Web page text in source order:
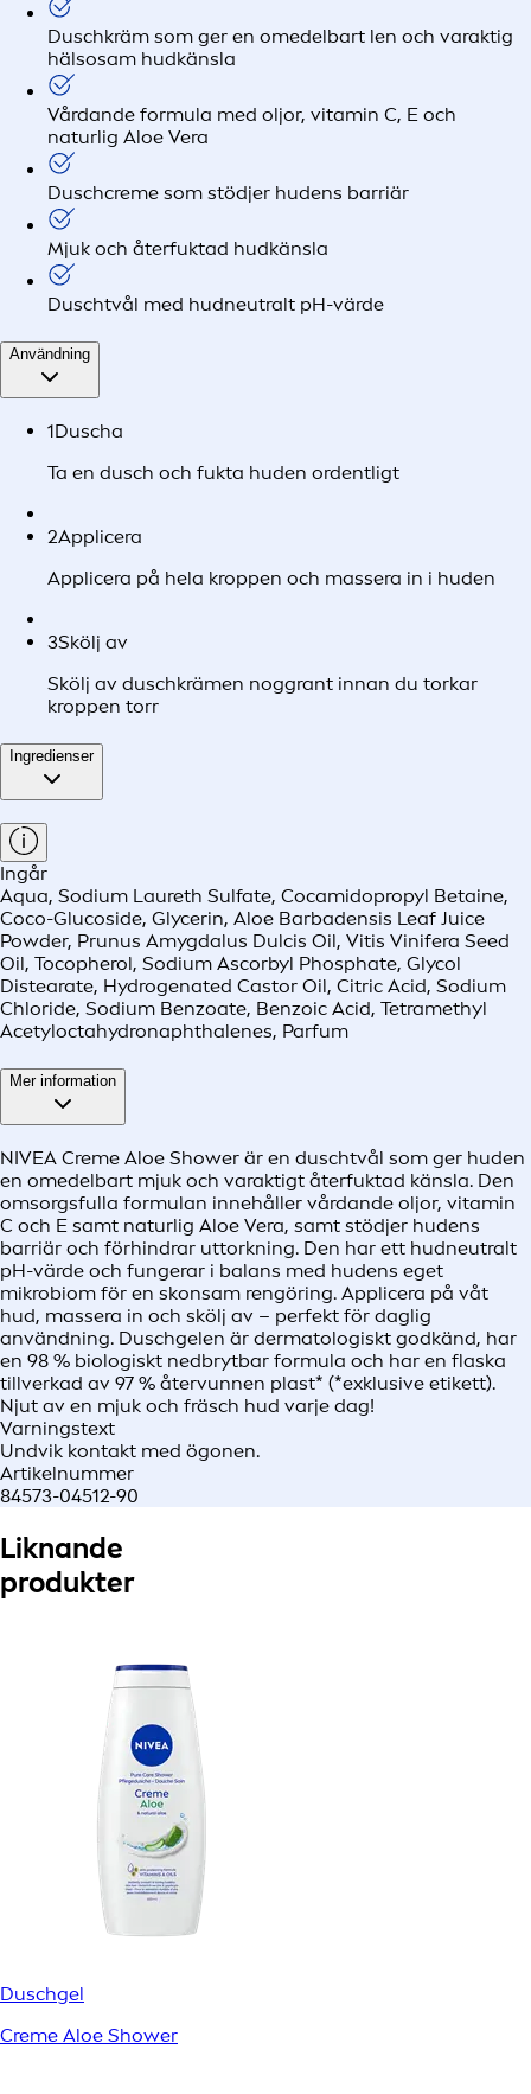
Duschkräm som ger en omedelbart len och varaktig
hälsosam hudkänsla
Vårdande formula med oljor, vitamin C, E och
naturlig Aloe Vera
Duschcreme som stödjer hudens barriär
Mjuk och återfuktad hudkänsla
Duschtvål med hudneutralt pH-värde
Användning
1Duscha
Ta en dusch och fukta huden ordentligt
2Applicera
Applicera på hela kroppen och massera in i huden
3Skölj av
Skölj av duschkrämen noggrant innan du torkar
kroppen torr
Ingredienser
Ingår
Aqua, Sodium Laureth Sulfate, Cocamidopropyl Betaine,
Coco-Glucoside, Glycerin, Aloe Barbadensis Leaf Juice
Powder, Prunus Amygdalus Dulcis Oil, Vitis Vinifera Seed
Oil, Tocopherol, Sodium Ascorbyl Phosphate, Glycol
Distearate, Hydrogenated Castor Oil, Citric Acid, Sodium
Chloride, Sodium Benzoate, Benzoic Acid, Tetramethyl
Acetyloctahydronaphthalenes, Parfum
Mer information
NIVEA Creme Aloe Shower är en duschtvål som ger huden
en omedelbart mjuk och varaktigt återfuktad känsla. Den
omsorgsfulla formulan innehåller vårdande oljor, vitamin
C och E samt naturlig Aloe Vera, samt stödjer hudens
barriär och förhindrar uttorkning. Den har ett hudneutralt
pH-värde och fungerar i balans med hudens eget
mikrobiom för en skonsam rengöring. Applicera på våt
hud, massera in och skölj av – perfekt för daglig
användning. Duschgelen är dermatologiskt godkänd, har
en 98 % biologiskt nedbrytbar formula och har en flaska
tillverkad av 97 % återvunnen plast* (*exklusive etikett).
Njut av en mjuk och fräsch hud varje dag!
Varningstext
Undvik kontakt med ögonen.
Artikelnummer
84573-04512-90
Liknande
produkter
Duschgel
Creme Aloe Shower